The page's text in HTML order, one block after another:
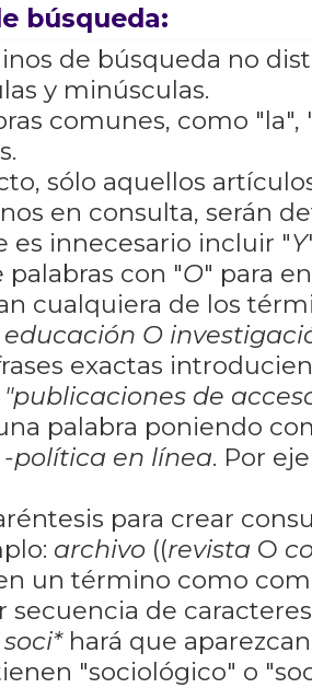
búsqueda:
de búsqueda no
y minúsculas.
comunes, como "la",
sólo aquellos
en consulta, serán
es innecesario incluir "Y
palabras con "O" para
cualquiera de los
educación O
exactas
"publicaciones de
palabra poniendo
-política en línea. Por
para crear
archivo ((revista O
un término como
secuencia de
soci*hará que
"sociológico" o